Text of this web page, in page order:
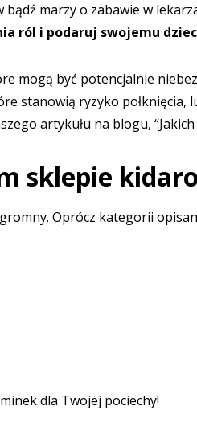
marzy o zabawie w
ról i podaruj swojemu
mogą być potencjalnie
stanowią ryzyko
artykułu na blogu,
sklepie
Oprócz kategorii
dla Twojej pociechy!